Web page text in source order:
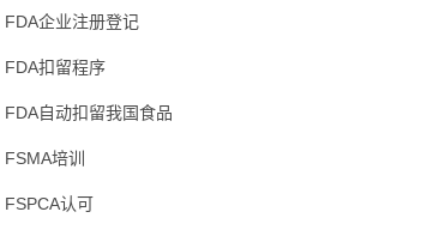
FDA企业注册登记
FDA扣留程序
FDA自动扣留我国食品
FSMA培训
FSPCA认可